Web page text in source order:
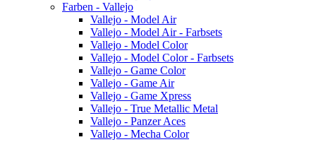
Farben - Vallejo
Vallejo - Model Air
Vallejo - Model Air - Farbsets
Vallejo - Model Color
Vallejo - Model Color - Farbsets
Vallejo - Game Color
Vallejo - Game Air
Vallejo - Game Xpress
Vallejo - True Metallic Metal
Vallejo - Panzer Aces
Vallejo - Mecha Color